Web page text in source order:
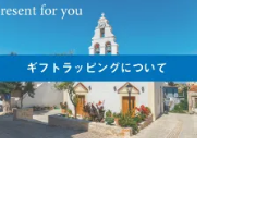
マヴロトラガノ
リムニョナ
グルナッシュ
シラー
カベルネソーヴィニョン